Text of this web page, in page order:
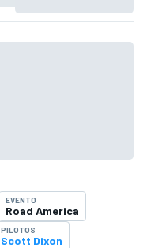
EVENTO
Road America
PILOTOS
Scott Dixon